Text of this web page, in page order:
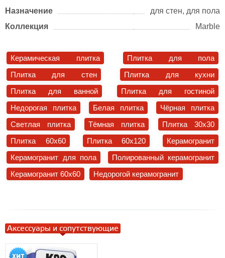
Назначение
для стен, для пола
Коллекция
Marble
Керамическая плитка
Плитка для пола
Плитка для стен
Плитка для кухни
Плитка для ванной
Плитка для гостиной
Недорогая плитка
Белая плитка
Чёрная плитка
Светлая плитка
Тёмная плитка
Плитка 30x30
Плитка 60x60
Плитка 60x120
Керамогранит
Керамогранит для пола
Полированный керамогранит
Керамогранит 60x60
Недорогой керамогранит
Аксессуары и сопутствующие